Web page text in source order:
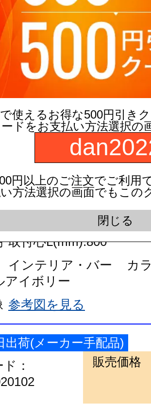
取付心L(mm):600
インテリア・バー
カ
出荷(メーカー手配品)
販売価格
数量
取付心L(mm):800
インテリア・バー
カ
アイボリー
参考図を見る
出荷(メーカー手配品)
：
販売価格
使えるお得な500円引き
ドをお支払い方法選択の
円以上のご注文でご利用
方法選択の画面でもこの
閉じる